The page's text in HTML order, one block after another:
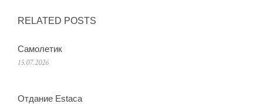
RELATED POSTS
Самолетик
15.07.2026
Отдание Estaca